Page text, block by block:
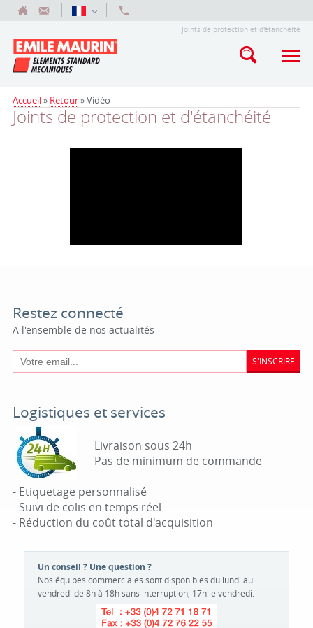
Joints de protection et d'étanchéité
Accueil» Retour»Vidéo
Joints de protection et d'étanchéité
Restez connecté
A l'ensemble de nos actualités
S'INSCRIRE
Logistiques et services
Livraison sous 24h
Pas de minimum de commande
- Etiquetage personnalisé
- Suivi de colis en temps réel
- Réduction du coût total d'acquisition
Un conseil ? Une question ?
Nos équipes commerciales sont disponibles du lundi au
vendredi de 8h à 18h sans interruption, 17h le vendredi.